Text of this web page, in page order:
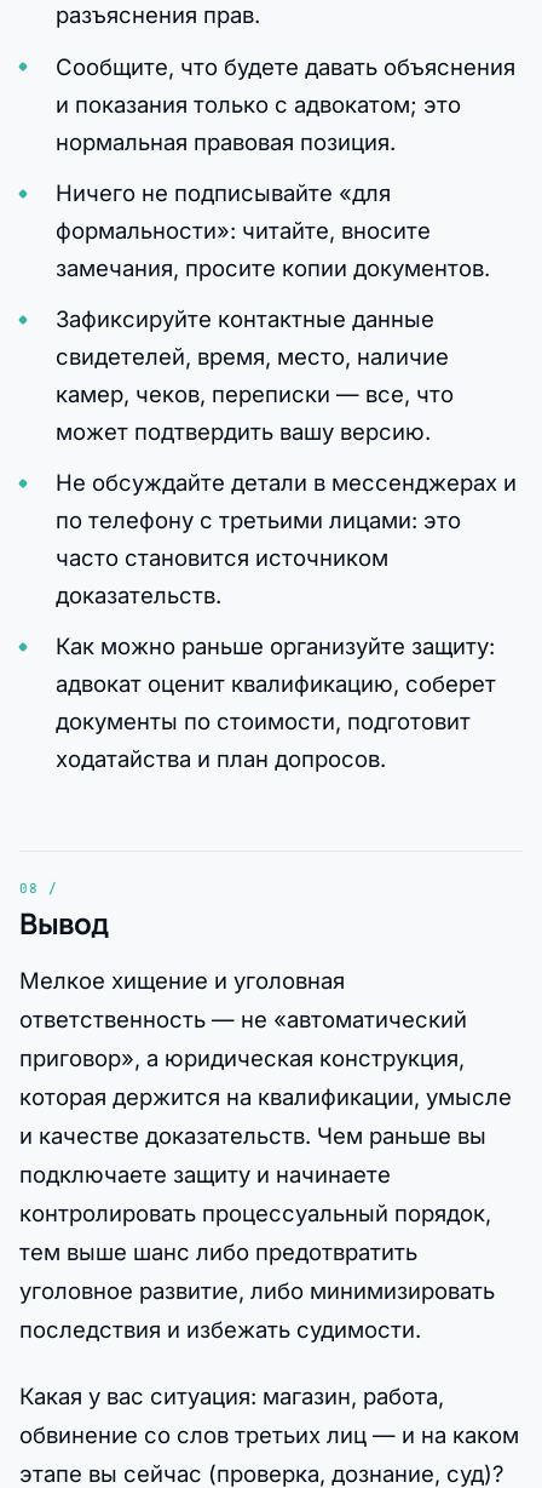
разъяснения прав.
Сообщите, что будете давать объяснения
и показания только с адвокатом; это
нормальная правовая позиция.
Ничего не подписывайте «для
формальности»: читайте, вносите
замечания, просите копии документов.
Зафиксируйте контактные данные
свидетелей, время, место, наличие
камер, чеков, переписки — все, что
может подтвердить вашу версию.
Не обсуждайте детали в мессенджерах и
по телефону с третьими лицами: это
часто становится источником
доказательств.
Как можно раньше организуйте защиту:
адвокат оценит квалификацию, соберет
документы по стоимости, подготовит
ходатайства и план допросов.
Вывод
Мелкое хищение и уголовная
ответственность — не «автоматический
приговор», а юридическая конструкция,
которая держится на квалификации, умысле
и качестве доказательств. Чем раньше вы
подключаете защиту и начинаете
контролировать процессуальный порядок,
тем выше шанс либо предотвратить
уголовное развитие, либо минимизировать
последствия и избежать судимости.
Какая у вас ситуация: магазин, работа,
обвинение со слов третьих лиц — и на каком
этапе вы сейчас (проверка, дознание, суд)?